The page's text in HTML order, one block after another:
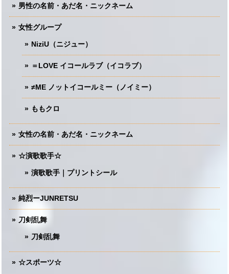
男性の名前・あだ名・ニックネーム
女性グループ
NiziU（ニジュー）
＝LOVE イコールラブ（イコラブ）
≠ME ノットイコールミー（ノイミー）
ももクロ
女性の名前・あだ名・ニックネーム
☆演歌歌手☆
演歌歌手｜プリントシール
純烈ーJUNRETSU
刀剣乱舞
刀剣乱舞
☆スポーツ☆